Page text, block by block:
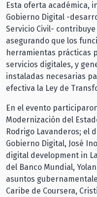
Esta oferta académica,
Gobierno Digital -
Servicio Civil-
asegurando que los
herramientas prácticas
servicios digitales, y
instaladas necesarias
efectiva la Ley de
En el evento
Modernización del
Rodrigo Lavanderos; el
Gobierno Digital, José
digital development in
del Banco Mundial,
asuntos
Caribe de Coursera,